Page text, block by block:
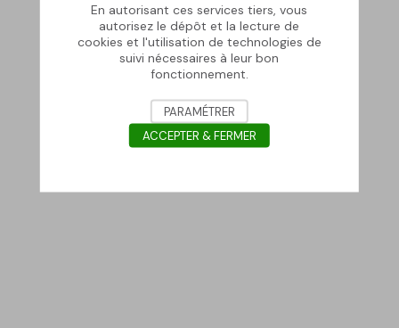
En autorisant ces services tiers, vous
autorisez le dépôt et la lecture de
cookies et l'utilisation de technologies de
suivi nécessaires à leur bon
fonctionnement.
PARAMÉTRER
ACCEPTER & FERMER